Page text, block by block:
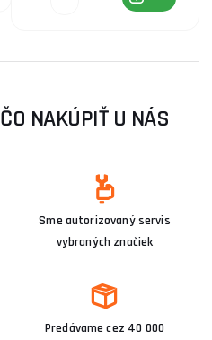
NAKÚPIŤ U NÁS
Sme autorizovaný servis
vybraných značiek
Predávame cez 40 000